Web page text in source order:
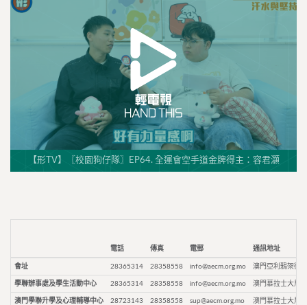
【形TV】〖校園狗仔隊〗EP64. 全運會空手道金牌得主：容君灝
電話 傳真 電郵 通訊地址
會址 28365314 28358558 info@aecm.org.mo 澳門亞利鴉架街9
學聯辦事處及學生活動中心 28365314 28358558 info@aecm.org.mo 澳門慕拉士大馬
澳門學聯升學及心理輔導中心 28723143 28358558 sup@aecm.org.mo 澳門慕拉士大馬